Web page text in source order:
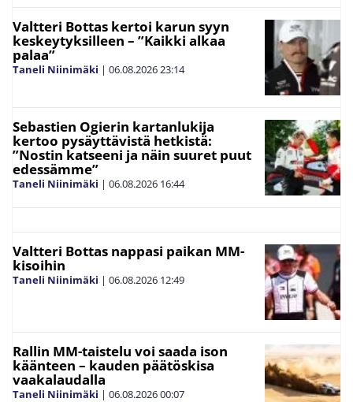
Valtteri Bottas kertoi karun syyn
keskeytyksilleen – ”Kaikki alkaa
palaa”
Taneli Niinimäki | 06.08.202623:14
Sebastien Ogierin kartanlukija
kertoo pysäyttävistä hetkistä:
”Nostin katseeni ja näin suuret puut
edessämme”
Taneli Niinimäki | 06.08.2026 16:44
Valtteri Bottas nappasi paikan MM-
kisoihin
Taneli Niinimäki | 06.08.2026 12:49
Rallin MM-taistelu voi saada ison
käänteen – kauden päätöskisa
vaakalaudalla
Taneli Niinimäki | 06.08.202600:07